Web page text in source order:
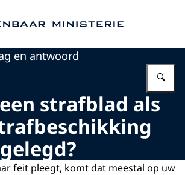
en antwoord
strafblad als
feit pleegt, komt dat meestal op uw